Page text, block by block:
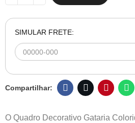
SIMULAR FRETE:
O Quadro Decorativo Gataria